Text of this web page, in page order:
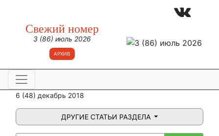
Свежий номер
3 (86) июль 2026
АРХИВ
6 (48) декабрь 2018
ДРУГИЕ СТАТЬИ РАЗДЕЛА